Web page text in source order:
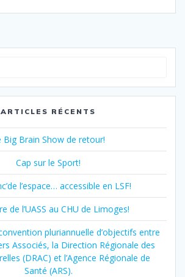
:
ARTICLES RÉCENTS
Big Brain Show de retour!
Cap sur le Sport!
l’espace… accessible en LSF!
de l’UASS au CHU de Limoges!
pluriannuelle d’objectifs entre
Associés, la Direction Régionale des
(DRAC) et l’Agence Régionale de
Santé (ARS).